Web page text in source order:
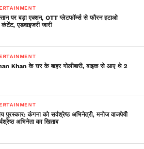
पर बड़ा एक्शन, OTT प्लेटफॉर्म्स से फौरन हटाओ
एडवाइजरी जारी
Khan के घर के बाहर गोलीबारी, बाइक से आए थे 2
पुरस्कार: कंगना को सर्वश्रेष्ठ अभिनेत्री, मनोज वाजपेयी
अभिनेता का खिताब